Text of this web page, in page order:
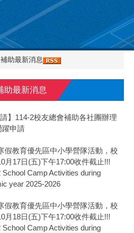
助最新消息
助最新消息
】114-2校友總會補助各社團辦理
躍申請
假教育優先區中小學營隊活動，校
月17日(五)下午17:00收件截止!!!
Camp Activities during
year 2025-2026
假教育優先區中小學營隊活動，校
月18日(五)下午17:00收件截止!!!
Camp Activities during